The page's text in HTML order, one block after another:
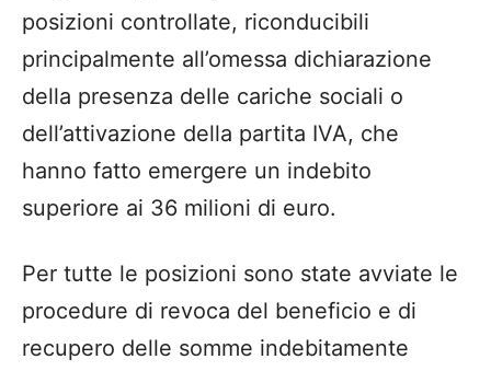
posizioni controllate, riconducibili
principalmente all’omessa dichiarazione
della presenza delle cariche sociali o
dell’attivazione della partita IVA, che
hanno fatto emergere un indebito
superiore ai 36 milioni di euro.
Per tutte le posizioni sono state avviate le
procedure di revoca del beneficio e di
recupero delle somme indebitamente